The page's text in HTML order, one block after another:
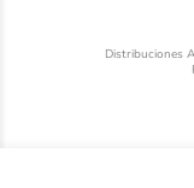
Distribuciones